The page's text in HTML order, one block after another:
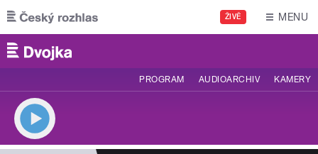
Přejít k hlavnímu obsahu
ŽIVĚ MENU
PROGRAM AUDIOARCHIV KAMERY